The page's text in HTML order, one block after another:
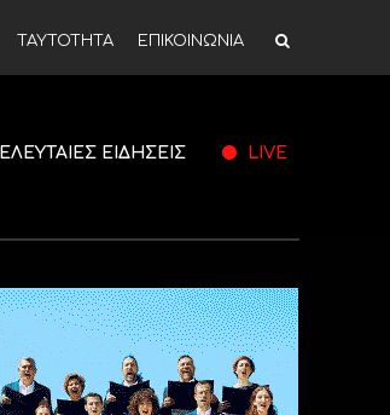
ΤΑΥΤΟΤΗΤΑ ΕΠΙΚΟΙΝΩΝΙΑ
ΕΙΔΗΣΕΙΣ LIVE